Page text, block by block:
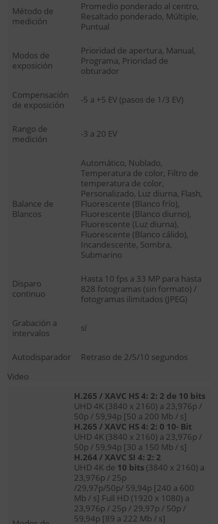
Método de
medición
Promedio ponderado al centro,
Resaltado ponderado, Múltiple,
Puntual
Modos de
exposición
Prioridad de apertura, Manual,
Programa, Prioridad de
obturador
Compensación
de exposición
-5 a +5 EV (pasos de 1/3 EV)
Rango de
medición
-3 a 20 EV
Balance de
Blancos
Automático, Nublado,
Temperatura de color, Filtro de
temperatura de color,
Personalizado, Luz diurna, Flash,
Fluorescente (Blanco frío),
Fluorescente (Blanco diurno),
Fluorescente (Luz diurna),
Fluorescente (Blanco cálido),
Incandescente, Sombra,
Submarino
Disparo
continuo
Hasta 10 fps a 33 MP para hasta
828 fotogramas (sin formato) /
fotogramas ilimitados (JPEG)
Grabación a
intervalos
sí
Autodisparador
Retraso de 2/5/10 segundos
Video
H.265 / XAVC HS 4: 2: 2 de 10 bits
UHD 4K (3840 x 2160) a 23,976p /
50p / 59,94p [50 a 200 Mb / s]
H.265 / XAVC HS 4: 2: 0 10- Bit
UHD 4K (3840 x 2160) a 23,976p /
50p / 59,94p [30 a 150 Mb / s]
H.264 / XAVC SI 4: 2: 2
UHD 4K de 10 bits (3840 x 2160) a
23,976p / 25p
/29,97p/50p/ 59,94p [240 a 600
Mb / s] Full HD (1920 x 1080) a
23,976p / 25p / 29,97p / 50p /
59,94p [89 a 222 Mb / s]